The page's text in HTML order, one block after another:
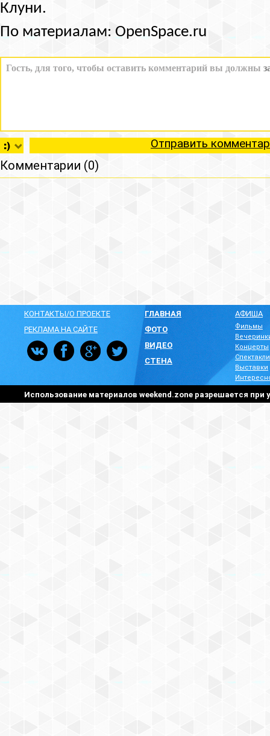
Клуни.
По материалам: OpenSpace.ru
Отправить
Комментарии (0)
КОНТАКТЫ/О ПРОЕКТЕ
РЕКЛАМА НА САЙТЕ
ГЛАВНАЯ
ФОТО
ВИДЕО
СТЕНА
АФИША
Фильмы
Концерты
Спектакли
Выставки
Использование материалов weekend.zone разрешается